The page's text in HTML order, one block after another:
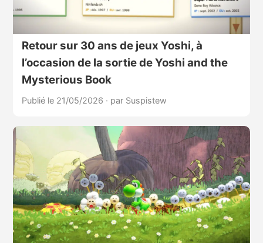
Retour sur 30 ans de jeux Yoshi, à
l’occasion de la sortie de Yoshi and the
Mysterious Book
Publié le 21/05/2026 · par Suspistew